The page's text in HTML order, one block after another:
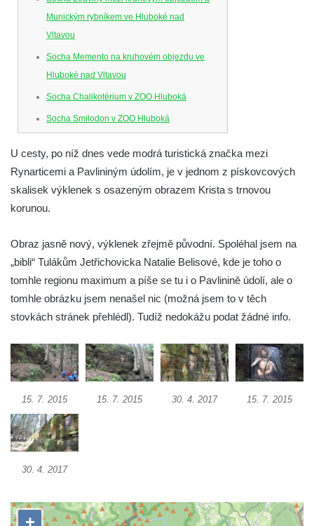
Munickým rybníkem ve Hluboké nad
Vltavou
Socha Memento na kruhovém objezdu ve
Hluboké nad Vltavou
Socha Chalikotérium v ZOO Hluboká
Socha Smilodon v ZOO Hluboká
Socha Koroun bezzubý v ZOO Hluboká
Socha Medvěd jeskynní v ZOO Hluboká
Socha Mamut srstnatý v ZOO Hluboká
Socha Přátelství v ZOO Hluboká
Socha Lišky v ZOO Hluboká
Socha Kudlanka v ZOO Hluboká
Socha Vlčice s mládětem v ZOO Hluboká
Socha Rys číhající na srnu v ZOO Hluboká
Socha Orlice v ZOO Hluboká
Socha Tygr v ZOO Hluboká
Socha Kozorožec horský v ZOO Hluboká
U cesty, po níž dnes vede modrá turistická značka mezi
Rynarticemi a Pavlininým údolím, je v jednom z pískovcových
skalisek výklenek s osazeným obrazem Krista s trnovou
korunou.
Obraz jasně nový, výklenek zřejmě původní. Spoléhal jsem na
„bibli“ Tulákům Jetřichovicka Natalie Belisové, kde je toho o
tomhle regionu maximum a píše se tu i o Pavlinině údolí, ale o
tomhle obrázku jsem nenašel nic (možná jsem to v těch
stovkách stránek přehlédl). Tudíž nedokážu podat žádné info.
15. 7. 2015 15. 7. 2015 30. 4. 2017 15. 7. 2015
30. 4. 2017